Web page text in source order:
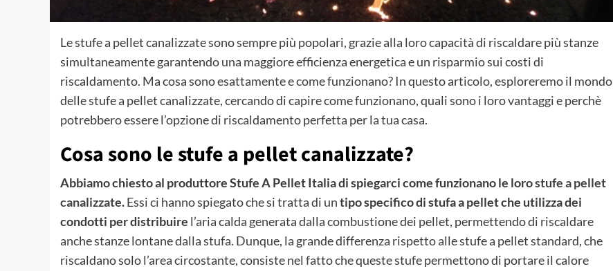
Le stufe a pellet canalizzate sono sempre più popolari, grazie alla loro capacità di riscaldare più stanze
simultaneamente garantendo una maggiore efficienza energetica e un risparmio sui costi di
riscaldamento. Ma cosa sono esattamente e come funzionano? In questo articolo, esploreremo il mondo
delle stufe a pellet canalizzate, cercando di capire come funzionano, quali sono i loro vantaggi e perchè
potrebbero essere l’opzione di riscaldamento perfetta per la tua casa.
Cosa sono le stufe a pellet canalizzate?
Abbiamo chiesto al produttore Stufe A Pellet Italia di spiegarci come funzionano le lorostufe a pellet
canalizzate.Essi ci hanno spiegato che si tratta di untipo specifico di stufa a pelletche utilizza dei
condotti per distribuire l’aria calda generata dalla combustione dei pellet, permettendo di riscaldare
anche stanze lontane dalla stufa. Dunque, la grande differenza rispetto alle stufe a pellet standard, che
riscaldano solo l’area circostante, consiste nel fatto che queste stufe permettono di portare il calore